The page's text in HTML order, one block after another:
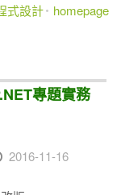
式設計 homepage
專題實務
2016-11-16